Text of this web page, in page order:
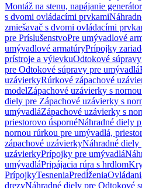
Montáž na stenu, napájanie
s dvomi ovládacími prvkami
zmiešavač s dvomi ovládacími
pre PríslušenstvoPre umývadlové
umývadlové armatúryPrípojky
prístroje a výlevkuOdtokové
pre Odtokové súpravy pre umývadlá
uzávierkyRúrkové zápachové
modelZápachové uzávierky s
diely pre Zápachové uzávierky s
umývadláZápachové uzávierky s
priestorovo úspornéNáhradné diely
nornou rúrkou pre umývadlá,
zápachové uzávierkyNáhradné diely
uzávierkyPrípojky pre umývadlá
umývadláPripájacia rúra s hrdlom
PrípojkyTesneniaPredĺženia
drezyNáhradné diely pre Odtokové